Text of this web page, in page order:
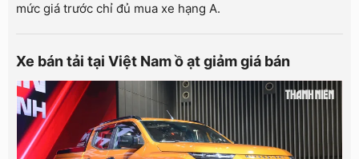
mức giá trước chỉ đủ mua xe hạng A.
Xe bán tải tại Việt Nam ồ ạt giảm giá bán